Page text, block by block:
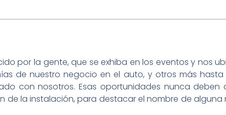
por la gente, que se exhiba en los eventos y nos
de nuestro negocio en el auto, y otros más
con nosotros. Esas oportunidades nunca deben
de la instalación, para destacar el nombre de